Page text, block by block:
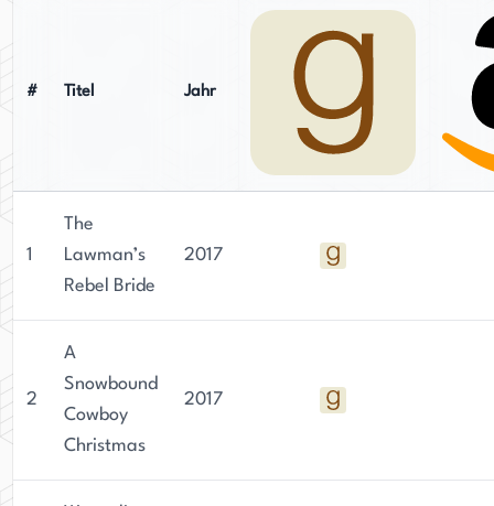
# Titel Jahr
1
The
Lawman’s
Rebel Bride
2017
2
A
Snowbound
Cowboy
Christmas
2017